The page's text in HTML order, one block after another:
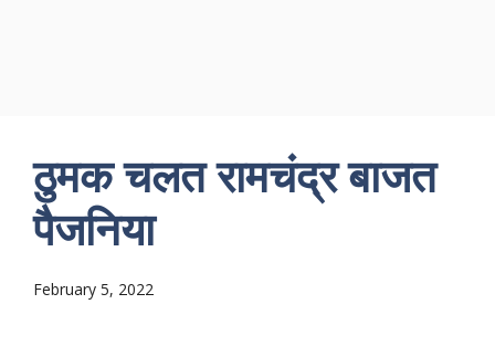
ठुमक चलत रामचंद्र बाजत
पैजनिया
February 5, 2022